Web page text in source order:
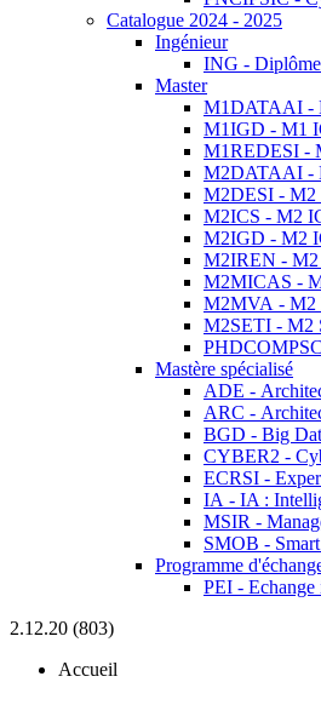
Catalogue 2024 - 2025
Ingénieur
ING -
Master
M1DATAAI -
M1IGD - M1
M1REDESI -
M2DATAAI -
M2DESI - M2
M2ICS - M2
M2IGD - M2
M2IREN - M2
M2MICAS -
M2MVA - M2
M2SETI - M2
Mastère spécialisé
ADE -
ARC -
BGD - Big
CYBER2 -
ECRSI -
IA - IA :
MSIR -
SMOB -
Programme
PEI -
2.12.20 (803)
Accueil